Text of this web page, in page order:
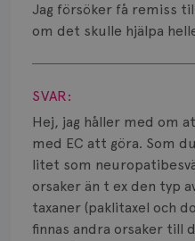
Jag försöker få remiss
om det skulle hjälpa
Visa svar
SVAR:
Hej, jag håller med om
med EC att göra. Som
litet som
orsaker än t ex den typ
taxaner (paklitaxel och
finnas andra orsaker till